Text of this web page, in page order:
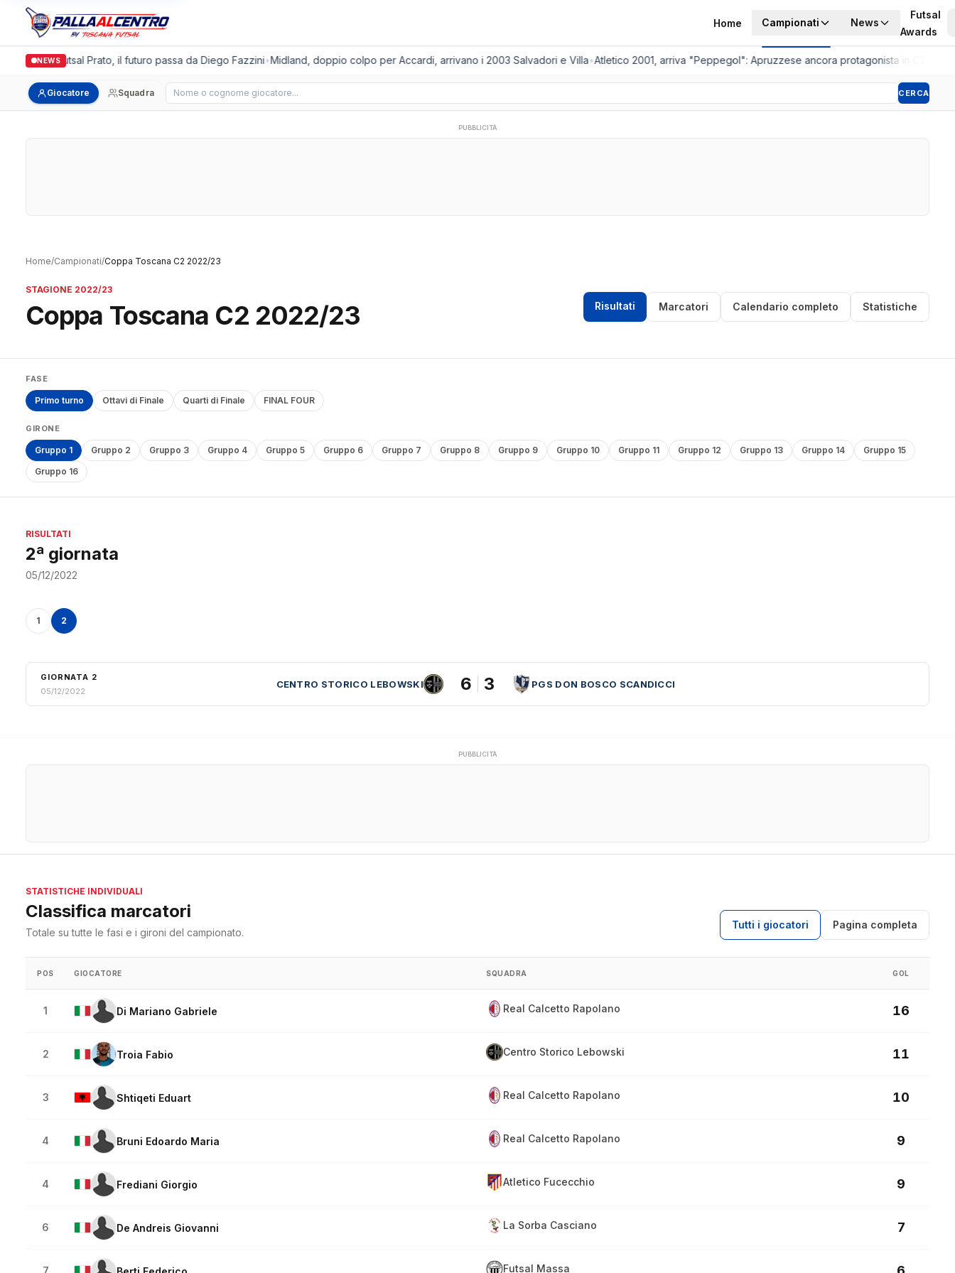
Home Campionati News
Futsal
Awards
NEWS
Italgronda Futsal Prato, il futuro passa da Diego Fazzini•Midland, doppio colpo per Accardi, arrivano i 2003 Salvadori e Villa•Atletico 2001, arriva "Peppegol": Apruzzese ancora protagonista in C2
Giocatore Squadra Cerca giocatore CERCA
PUBBLICITÀ
Home/Campionati/Coppa Toscana C2 2022/23
STAGIONE 2022/23
Coppa Toscana C2 2022/23 Risultati Marcatori Calendario completo Statistiche
FASE
Primo turno Ottavi di Finale Quarti di Finale FINAL FOUR
GIRONE
Gruppo 1 Gruppo 2 Gruppo 3 Gruppo 4 Gruppo 5 Gruppo 6 Gruppo 7 Gruppo 8 Gruppo 9 Gruppo 10 Gruppo 11 Gruppo 12 Gruppo 13 Gruppo 14
Gruppo 15
Gruppo 16
RISULTATI
2ª giornata
05/12/2022
1 2
GIORNATA 2
05/12/2022
CENTRO STORICO LEBOWSKI 6 3 PGS DON BOSCO SCANDICCI
PUBBLICITÀ
STATISTICHE INDIVIDUALI
Classifica marcatori
Totale su tutte le fasi e i gironi del campionato.
Tutti i giocatori Pagina completa
POS GIOCATORE SQUADRA GOL
1 Di Mariano Gabriele Real Calcetto Rapolano 16
2 Troia Fabio Centro Storico Lebowski 11
3 Shtiqeti Eduart Real Calcetto Rapolano 10
4 Bruni Edoardo Maria Real Calcetto Rapolano 9
4 Frediani Giorgio Atletico Fucecchio 9
6 De Andreis Giovanni La Sorba Casciano 7
7 Futsal Massa